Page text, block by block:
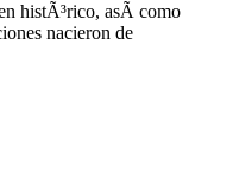
histÃ³rico, asÃ­ como
nacieron de